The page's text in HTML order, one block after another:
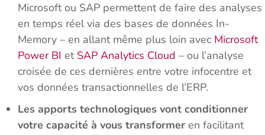
Microsoft ou SAP permettent de faire des analyses
en temps réel via des bases de données In-
Memory – en allant même plus loin avec Microsoft
Power BI et SAP Analytics Cloud – ou l’analyse
croisée de ces dernières entre votre infocentre et
vos données transactionnelles de l’ERP.
Les apports technologiques vont conditionner
votre capacité à vous transformer en facilitant